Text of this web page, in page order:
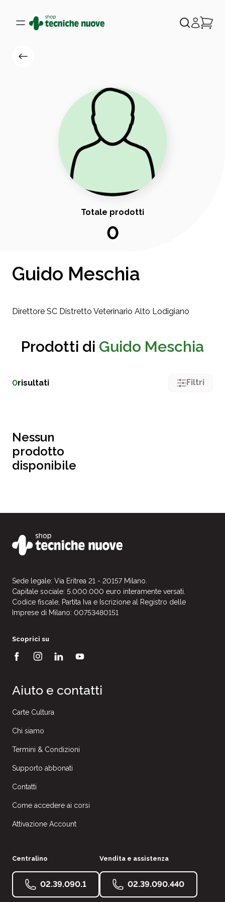
Totale prodotti
0
Guido Meschia
Direttore SC Distretto Veterinario Alto Lodigiano
Prodotti di Guido Meschia
0risultati Filtri
Nessun
prodotto
disponibile
Sede legale: Via Eritrea 21 - 20157 Milano.
Capitale sociale: 5.000.000 euro interamente versati.
Codice fiscale, Partita Iva e Iscrizione al Registro delle
Imprese di Milano: 00753480151
Scoprici su
Aiuto e contatti
Carte Cultura
Chi siamo
Termini & Condizioni
Supporto abbonati
Contatti
Come accedere ai corsi
Attivazione Account
Centralino
02.39.090.1
Vendita e assistenza
02.39.090.440